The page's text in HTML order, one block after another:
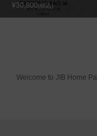
¥30,800(税込)
Welcome to JIB Home